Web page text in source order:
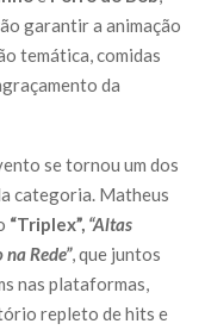
garantir a animação
temática, comidas
da
se tornou um dos
categoria. Matheus
“Triplex”, “Altas
na Rede”, que juntos
nas plataformas,
repleto de hits e